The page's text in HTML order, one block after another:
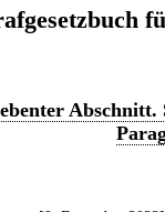
Abschnitt.